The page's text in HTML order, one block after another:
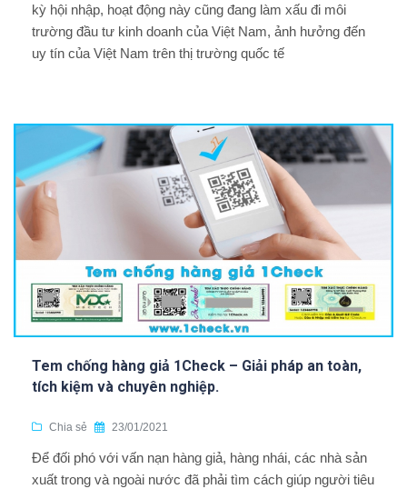
kỳ hội nhập, hoạt động này cũng đang làm xấu đi môi
trường đầu tư kinh doanh của Việt Nam, ảnh hưởng đến
uy tín của Việt Nam trên thị trường quốc tế
Tem chống hàng giả 1Check – Giải pháp an toàn,
tích kiệm và chuyên nghiệp.
Chia sẻ 23/01/2021
Để đối phó với vấn nạn hàng giả, hàng nhái, các nhà sản
xuất trong và ngoài nước đã phải tìm cách giúp người tiêu